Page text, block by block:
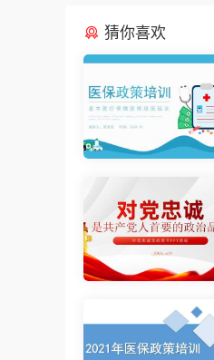
猜你喜欢